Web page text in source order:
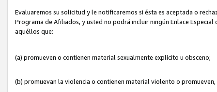
Evaluaremos su solicitud y le notificaremos si ésta es aceptada o
Programa de Afiliados, y usted no podrá incluir ningún Enlace
aquéllos que:
(a) promueven o contienen material sexualmente explícito u obsceno;
(b) promuevan la violencia o contienen material violento o